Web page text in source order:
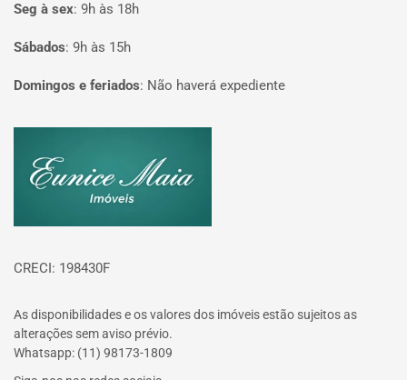
Seg à sex: 9h às 18h
Sábados: 9h às 15h
Domingos e feriados: Não haverá expediente
CRECI: 198430F
As disponibilidades e os valores dos imóveis estão sujeitos as
alterações sem aviso prévio.
Whatsapp: (11) 98173-1809